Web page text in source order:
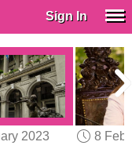
Sign In
2023
8